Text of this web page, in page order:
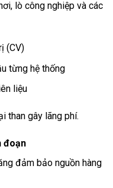
lò công nghiệp và các
(CV)
từng hệ thống
liệu
than gây lãng phí.
đoạn
đảm bảo nguồn hàng